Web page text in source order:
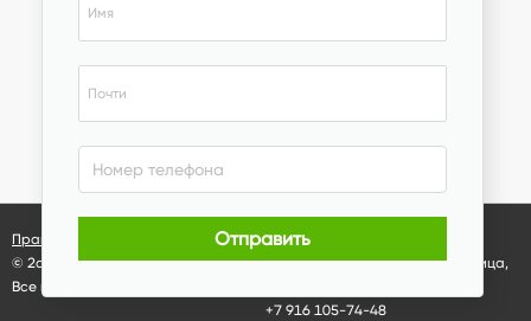
Правовая информация
© 2agroCloud,2026г.
Все права защищены
Проект компании
Москва,2-я Магистральная улица,
+7 916 105-74-48
Отправить